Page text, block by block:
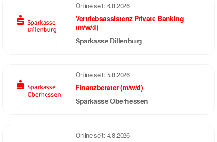
Online seit: 6.8.2026
Vertriebsassistenz Private Banking
(m/w/d)
Sparkasse Dillenburg
Online seit: 5.8.2026
Finanzberater (m/w/d)
Sparkasse Oberhessen
Online seit: 4.8.2026